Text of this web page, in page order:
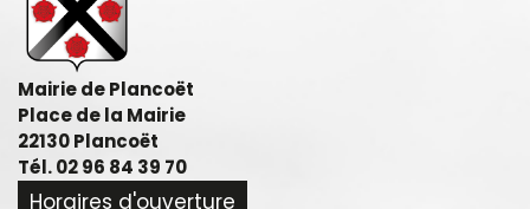
Mairie de Plancoët
Place de la Mairie
22130 Plancoët
Tél. 02 96 84 39 70
Horaires d'ouverture